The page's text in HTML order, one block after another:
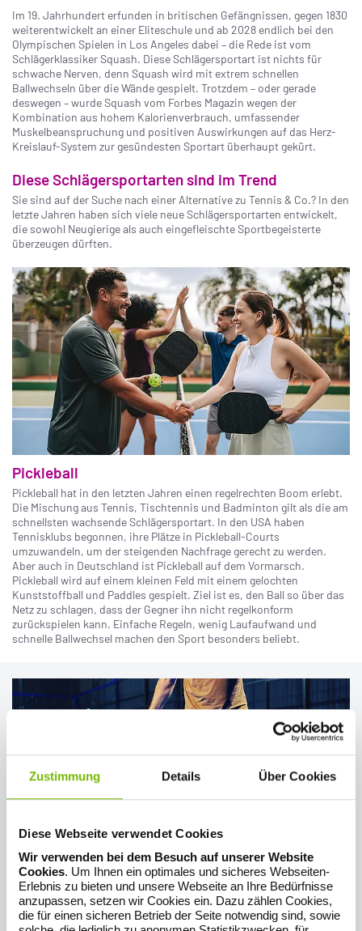
Zustimmung Details Über Cookies
Diese Webseite verwendet Cookies
Wir verwenden bei dem Besuch auf unserer Website
Cookies. Um Ihnen ein optimales und sicheres Webseiten-
Erlebnis zu bieten und unsere Webseite an Ihre Bedürfnisse
anzupassen, setzen wir Cookies ein. Dazu zählen Cookies,
die für einen sicheren Betrieb der Seite notwendig sind, sowie
Im 19. Jahrhundert erfunden in britischen Gefängnissen, gegen 1830
weiterentwickelt an einer Eliteschule und ab 2028 endlich bei den
Olympischen Spielen in Los Angeles dabei – die Rede ist vom
Schlägerklassiker Squash. Diese Schlägersportart ist nichts für
schwache Nerven, denn Squash wird mit extrem schnellen
Ballwechseln über die Wände gespielt. Trotzdem – oder gerade
deswegen – wurde Squash vom Forbes Magazin wegen der
Kombination aus hohem Kalorienverbrauch, umfassender
Muskelbeanspruchung und positiven Auswirkungen auf das Herz-
Kreislauf-System zur gesündesten Sportart überhaupt gekürt.
Diese Schlägersportarten sind im Trend
Sie sind auf der Suche nach einer Alternative zu Tennis & Co.? In den
letzte Jahren haben sich viele neue Schlägersportarten entwickelt,
die sowohl Neugierige als auch eingefleischte Sportbegeisterte
überzeugen dürften.
Pickleball
Pickleball hat in den letzten Jahren einen regelrechten Boom erlebt.
Die Mischung aus Tennis, Tischtennis und Badminton gilt als die am
schnellsten wachsende Schlägersportart. In den USA haben
Tennisklubs begonnen, ihre Plätze in Pickleball-Courts
umzuwandeln, um der steigenden Nachfrage gerecht zu werden.
Aber auch in Deutschland ist Pickleball auf dem Vormarsch.
Pickleball wird auf einem kleinen Feld mit einem gelochten
Kunststoffball und Paddles gespielt. Ziel ist es, den Ball so über das
Netz zu schlagen, dass der Gegner ihn nicht regelkonform
zurückspielen kann. Einfache Regeln, wenig Laufaufwand und
schnelle Ballwechsel machen den Sport besonders beliebt.
Padel-Tennis
Ebenso auf dem Siegeszug ist Padel-Tennis, eine Mischung aus
Tennis und Squash - besonders in Spanien und Südamerika gehört